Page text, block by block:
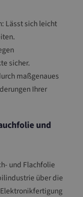
Lässt sich leicht
sicher.
maßgenaues
Ihrer
und
und Flachfolie
über die